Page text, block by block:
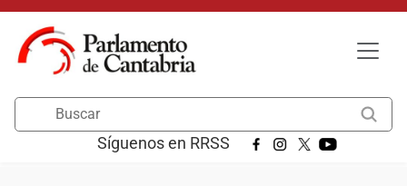
Pasar al contenido principal
Síguenos en RRSS